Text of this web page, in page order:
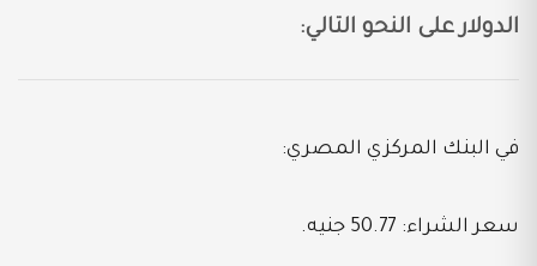
الدولار على النحو التالي:
في البنك المركزي المصري:
سعر الشراء: 50.77 جنيه.